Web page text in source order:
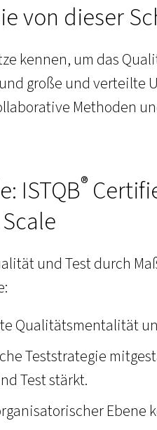
von dieser
kennen, um das
große und verteilte
Methoden
ISTQB®
und Test durch
Qualitätsmentalität
Teststrategie
Test stärkt.